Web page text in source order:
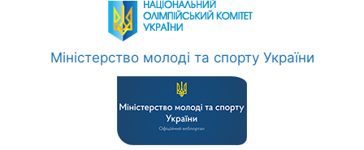
Міністерство молоді та спорту України